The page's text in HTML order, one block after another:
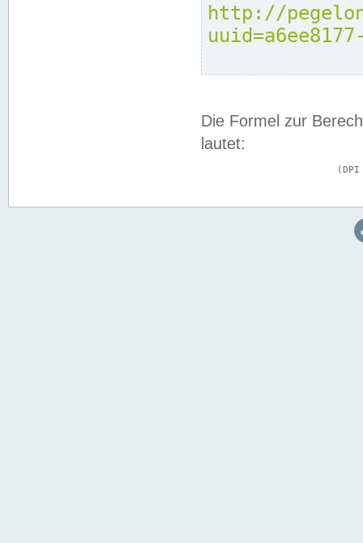
http://
Die Formel zur
lautet: